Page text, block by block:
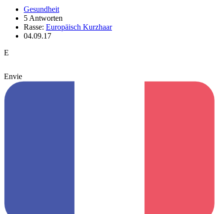
Gesundheit
5 Antworten
Rasse: Europäisch Kurzhaar
04.09.17
E
Envie